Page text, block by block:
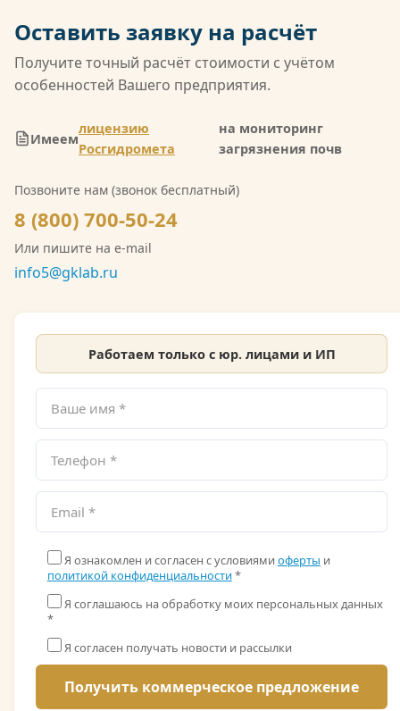
того, компания имеет лицензию Росгидромета
(Л039-00117-77/02547257) на деятельность в
области гидрометеорологии, включающую
водных объектов и почв. Также имеется допуск
СРО на выполнение инженерно-экологических
Росгидромета можно ознакомиться на сайте.
Оставить заявку на расчёт
Получите точный расчёт стоимости с учётом
особенностей Вашего предприятия.
Имеем
лицензию
Росгидромета
на мониторинг
загрязнения почв
Позвоните нам (звонок бесплатный)
8 (800) 700-50-24
Или пишите на e-mail
info5@gklab.ru
Работаем только с юр. лицами и ИП
Я ознакомлен и согласен с условиями оферты и
политикой конфиденциальности*
Я соглашаюсь на обработку моих персональных данных
*
Я согласен получать новости и рассылки